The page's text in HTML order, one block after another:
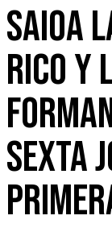
Saioa
Rico y
sexta